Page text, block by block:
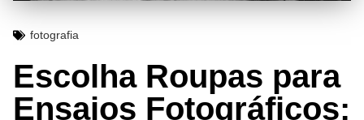
fotografia
Escolha Roupas para
Ensaios Fotográficos: